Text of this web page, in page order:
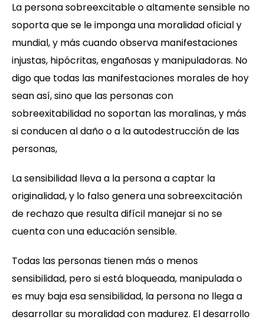
La persona sobreexcitable o altamente sensible no
soporta que se le imponga una moralidad oficial y
mundial, y más cuando observa manifestaciones
injustas, hipócritas, engañosas y manipuladoras. No
digo que todas las manifestaciones morales de hoy
sean así, sino que las personas con
sobreexitabilidad no soportan las moralinas, y más
si conducen al daño o a la autodestrucción de las
personas,
La sensibilidad lleva a la persona a captar la
originalidad, y lo falso genera una sobreexcitación
de rechazo que resulta difícil manejar si no se
cuenta con una educación sensible.
Todas las personas tienen más o menos
sensibilidad, pero si está bloqueada, manipulada o
es muy baja esa sensibilidad, la persona no llega a
desarrollar su moralidad con madurez. El desarrollo